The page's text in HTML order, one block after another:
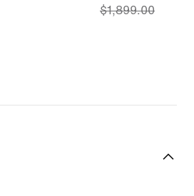
price
$1,899.00